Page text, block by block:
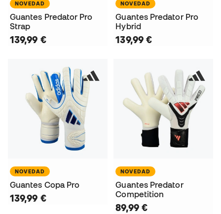
NOVEDAD
Guantes Predator Pro
Strap
139,99 €
NOVEDAD
Guantes Predator Pro
Hybrid
139,99 €
NOVEDAD
Guantes Copa Pro
139,99 €
NOVEDAD
Guantes Predator
Competition
89,99 €